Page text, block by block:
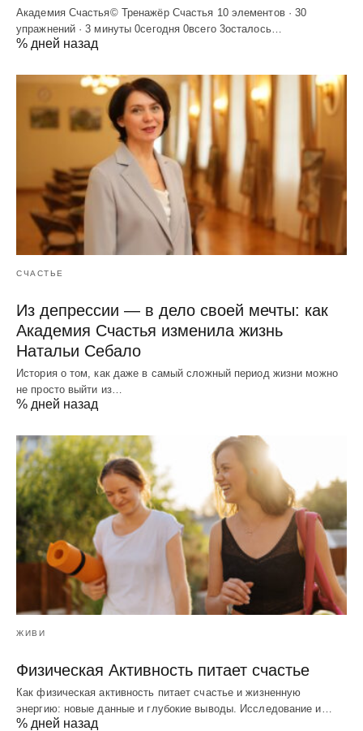
Академия Счастья© Тренажёр Счастья 10 элементов · 30
упражнений · 3 минуты 0сегодня 0всего 3осталось…
% дней назад
СЧАСТЬЕ
Из депрессии — в дело своей мечты: как
Академия Счастья изменила жизнь
Натальи Себало
История о том, как даже в самый сложный период жизни можно
не просто выйти из…
% дней назад
ЖИВИ
Физическая Активность питает счастье
Как физическая активность питает счастье и жизненную
энергию: новые данные и глубокие выводы. Исследование и…
% дней назад